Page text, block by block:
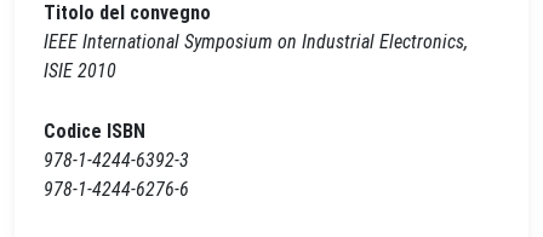
Titolo del convegno
IEEE International Symposium on Industrial Electronics,
ISIE 2010
Codice ISBN
978-1-4244-6392-3
978-1-4244-6276-6